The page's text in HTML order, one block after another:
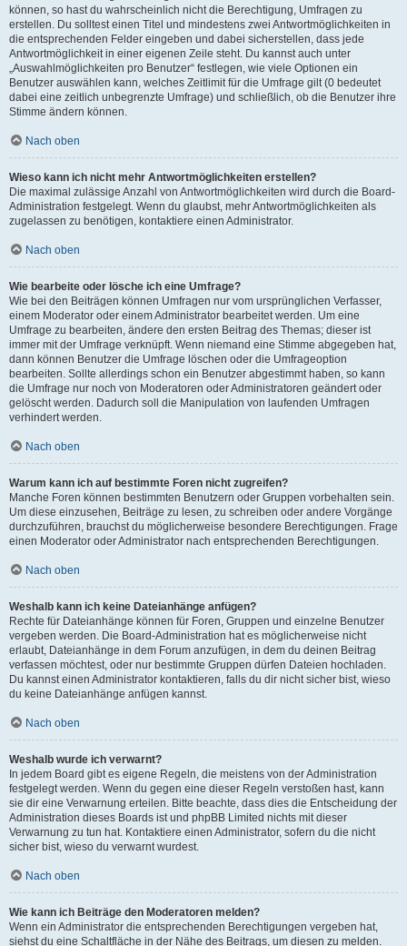
können, so hast du wahrscheinlich nicht die Berechtigung, Umfragen zu
erstellen. Du solltest einen Titel und mindestens zwei Antwortmöglichkeiten in
die entsprechenden Felder eingeben und dabei sicherstellen, dass jede
Antwortmöglichkeit in einer eigenen Zeile steht. Du kannst auch unter
„Auswahlmöglichkeiten pro Benutzer“ festlegen, wie viele Optionen ein
Benutzer auswählen kann, welches Zeitlimit für die Umfrage gilt (0 bedeutet
dabei eine zeitlich unbegrenzte Umfrage) und schließlich, ob die Benutzer ihre
Stimme ändern können.
Nach oben
Wieso kann ich nicht mehr Antwortmöglichkeiten erstellen?
Die maximal zulässige Anzahl von Antwortmöglichkeiten wird durch die Board-
Administration festgelegt. Wenn du glaubst, mehr Antwortmöglichkeiten als
zugelassen zu benötigen, kontaktiere einen Administrator.
Nach oben
Wie bearbeite oder lösche ich eine Umfrage?
Wie bei den Beiträgen können Umfragen nur vom ursprünglichen Verfasser,
einem Moderator oder einem Administrator bearbeitet werden. Um eine
Umfrage zu bearbeiten, ändere den ersten Beitrag des Themas; dieser ist
immer mit der Umfrage verknüpft. Wenn niemand eine Stimme abgegeben hat,
dann können Benutzer die Umfrage löschen oder die Umfrageoption
bearbeiten. Sollte allerdings schon ein Benutzer abgestimmt haben, so kann
die Umfrage nur noch von Moderatoren oder Administratoren geändert oder
gelöscht werden. Dadurch soll die Manipulation von laufenden Umfragen
verhindert werden.
Nach oben
Warum kann ich auf bestimmte Foren nicht zugreifen?
Manche Foren können bestimmten Benutzern oder Gruppen vorbehalten sein.
Um diese einzusehen, Beiträge zu lesen, zu schreiben oder andere Vorgänge
durchzuführen, brauchst du möglicherweise besondere Berechtigungen. Frage
einen Moderator oder Administrator nach entsprechenden Berechtigungen.
Nach oben
Weshalb kann ich keine Dateianhänge anfügen?
Rechte für Dateianhänge können für Foren, Gruppen und einzelne Benutzer
vergeben werden. Die Board-Administration hat es möglicherweise nicht
erlaubt, Dateianhänge in dem Forum anzufügen, in dem du deinen Beitrag
verfassen möchtest, oder nur bestimmte Gruppen dürfen Dateien hochladen.
Du kannst einen Administrator kontaktieren, falls du dir nicht sicher bist, wieso
du keine Dateianhänge anfügen kannst.
Nach oben
Weshalb wurde ich verwarnt?
In jedem Board gibt es eigene Regeln, die meistens von der Administration
festgelegt werden. Wenn du gegen eine dieser Regeln verstoßen hast, kann
sie dir eine Verwarnung erteilen. Bitte beachte, dass dies die Entscheidung der
Administration dieses Boards ist und phpBB Limited nichts mit dieser
Verwarnung zu tun hat. Kontaktiere einen Administrator, sofern du die nicht
sicher bist, wieso du verwarnt wurdest.
Nach oben
Wie kann ich Beiträge den Moderatoren melden?
Wenn ein Administrator die entsprechenden Berechtigungen vergeben hat,
siehst du eine Schaltfläche in der Nähe des Beitrags, um diesen zu melden.